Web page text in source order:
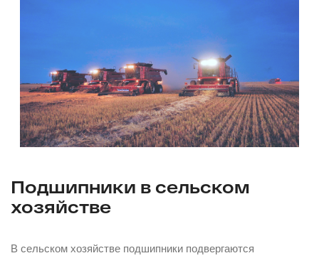
Подшипники в сельском
хозяйстве
В сельском хозяйстве подшипники подвергаются